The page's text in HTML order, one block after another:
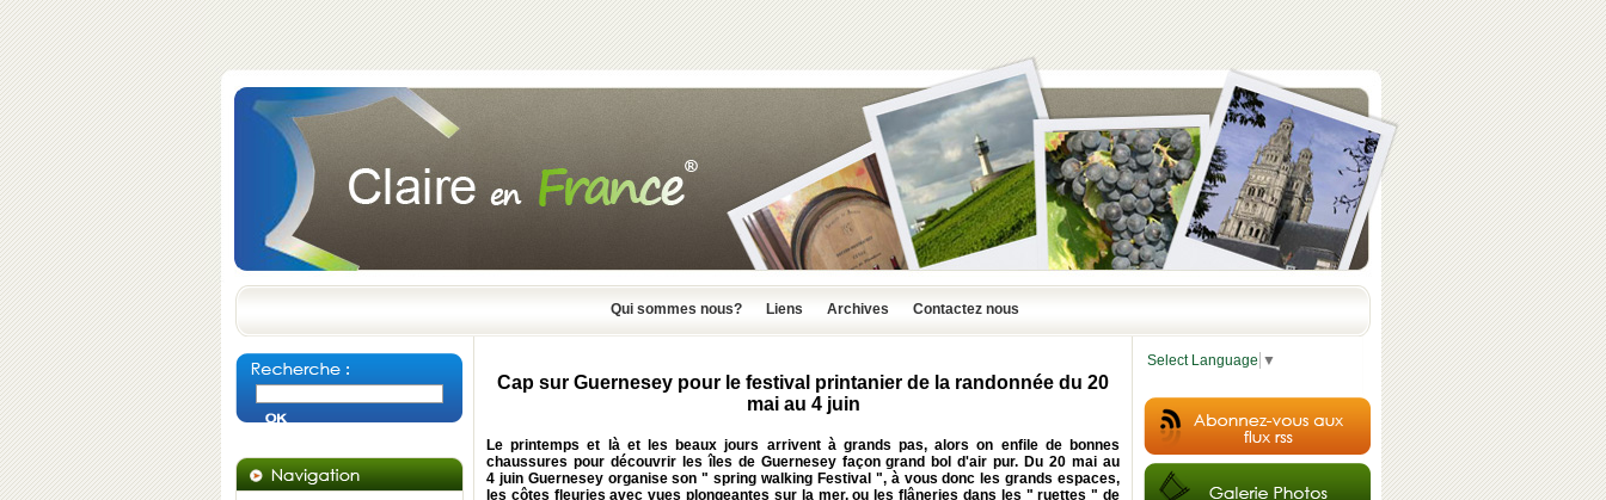
Qui sommes nous? Liens Archives Contactez nous
Cap sur Guernesey pour le festival printanier de la randonnée du 20
mai au 4 juin
Le printemps et là et les beaux jours arrivent à grands pas, alors on enfile de bonnes
chaussures pour découvrir les îles de Guernesey façon grand bol d'air pur. Du 20 mai au
4 juin Guernesey organise son " spring walking Festival ", à vous donc les grands espaces,
les côtes fleuries avec vues plongeantes sur la mer, ou les flâneries dans les " ruettes " de
Select Language ▼